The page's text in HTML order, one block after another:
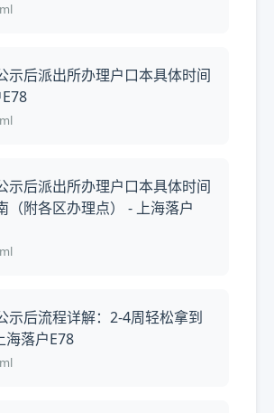
示后派出所办理户口本具体时间
示后派出所办理户口本具体时间
（附各区办理点） - 上海落户
示后流程详解：2-4周轻松拿到
海落户E78